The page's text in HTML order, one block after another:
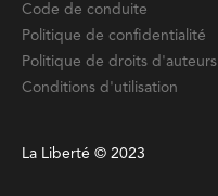
Code de conduite
Politique de confidentialité
Politique de droits d'auteurs
Conditions d'utilisation
La Liberté © 2023